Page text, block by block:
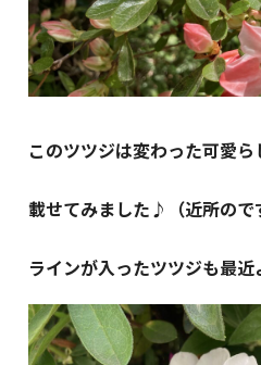
このツツジは変わった可愛
載せてみました♪（近所ので
ラインが入ったツツジも最